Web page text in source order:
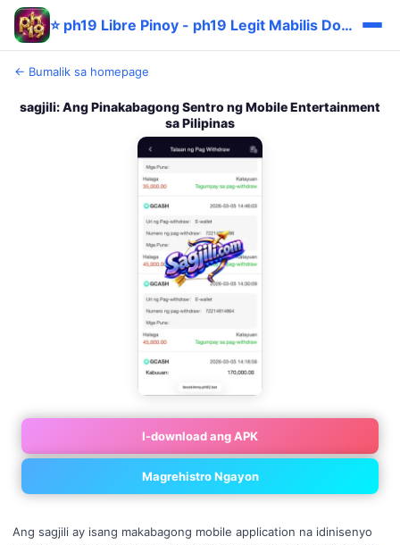
⭐ ph19 Libre Pinoy - ph19 Legit Mabilis Download
← Bumalik sa homepage
sagjili: Ang Pinakabagong Sentro ng Mobile Entertainment
sa Pilipinas
I-download ang APK
Magrehistro Ngayon
Ang sagjili ay isang makabagong mobile application na idinisenyo